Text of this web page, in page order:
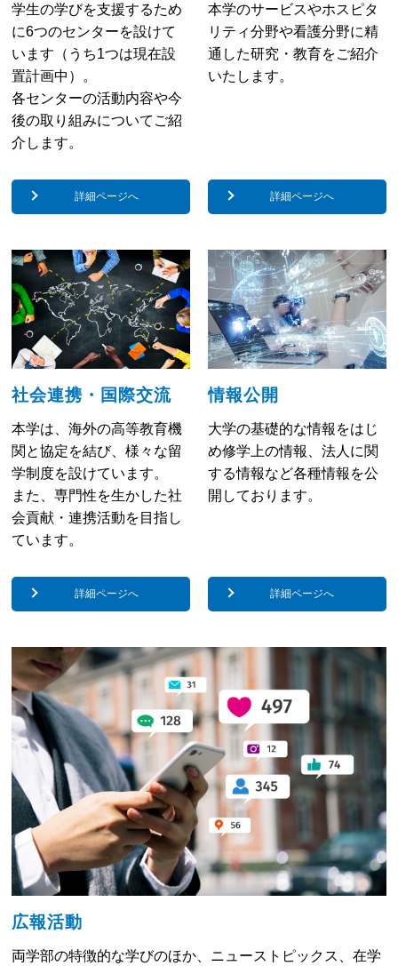
学生の学びを支援するため
に6つのセンターを設けて
います（うち1つは現在設
置計画中）。
各センターの活動内容や今
後の取り組みについて ご紹
介します。
詳細ページへ
本学のサービスやホスピタ
リティ分野や看護分野に精
通した研究・教育をご紹介
いたします。
詳細ページへ
社会連携・国際交流
本学は、海外の高等教育機
関と協定を結び、様々な留
学制度を設けています。
また、専門性を生かした社
会貢献・連携活動を目指し
ています。
詳細ページへ
情報公開
大学の基礎的な情報をはじ
め修学上の情報、 法人に関
する情報など各種情報を公
開しております。
詳細ページへ
広報活動
両学部の特徴的な学びのほか、 ニューストピックス、在学